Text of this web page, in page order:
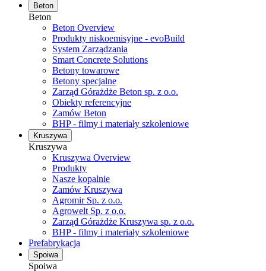
Beton
Beton
Beton Overview
Produkty niskoemisyjne - evoBuild
System Zarządzania
Smart Concrete Solutions
Betony towarowe
Betony specjalne
Zarząd Górażdże Beton sp. z o.o.
Obiekty referencyjne
Zamów Beton
BHP - filmy i materiały szkoleniowe
Kruszywa
Kruszywa
Kruszywa Overview
Produkty
Nasze kopalnie
Zamów Kruszywa
Agromir Sp. z o.o.
Agrowelt Sp. z o.o.
Zarząd Górażdże Kruszywa sp. z o.o.
BHP - filmy i materiały szkoleniowe
Prefabrykacja
Spoiwa
Spoiwa